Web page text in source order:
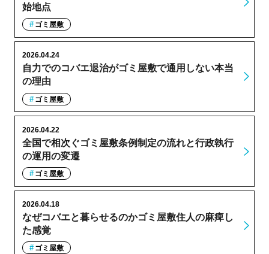
始地点
ゴミ屋敷
自力でのコバエ退治がゴミ屋敷で通用しない本当
の理由
2026.04.24
ゴミ屋敷
全国で相次ぐゴミ屋敷条例制定の流れと行政執行
の運用の変遷
2026.04.22
ゴミ屋敷
なぜコバエと暮らせるのかゴミ屋敷住人の麻痺し
た感覚
2026.04.18
ゴミ屋敷